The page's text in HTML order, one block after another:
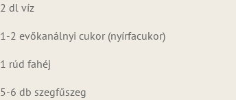
2 dl víz
1-2 evőkanálnyi cukor (nyírfacukor)
1 rúd fahéj
5-6 db szegfűszeg